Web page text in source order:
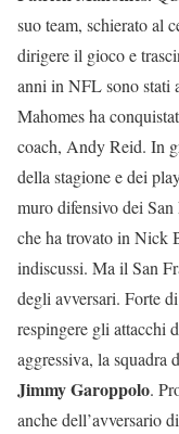
suo team, schierato al
dirigere il gioco e
anni in NFL sono stati
Mahomes ha
coach, Andy Reid. In
della stagione e dei
muro difensivo dei
che ha trovato in Nick
indiscussi. Ma il San
degli avversari. Forte
respingere gli attacchi
aggressiva, la squadra
Jimmy Garoppolo.
anche dell’avversario